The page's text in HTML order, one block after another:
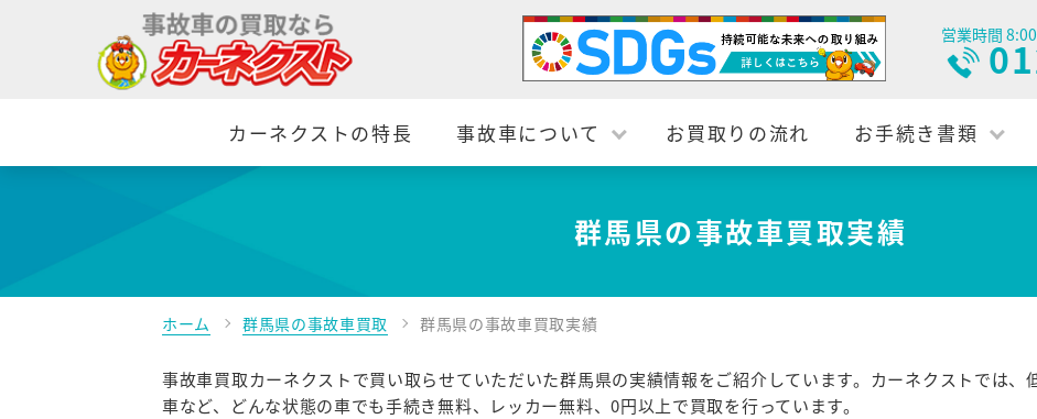
営業時間
カーネクストの特長 事故車について お買取りの流れ お手続き書類
群馬県の事故車買取実績
ホーム 群馬県の事故車買取 群馬県の事故車買取実績
事故車買取カーネクストで買い取らせていただいた群馬県の実績情報をご紹介しています。カーネクストでは、
車など、どんな状態の車でも手続き無料、レッカー無料、0円以上で買取を行っています。